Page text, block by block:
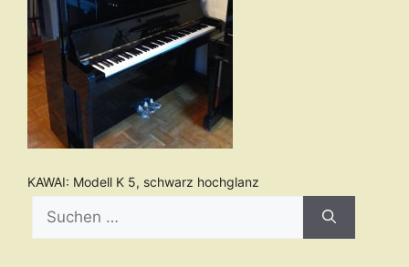
KAWAI: Modell K 5, schwarz hochglanz
nach: